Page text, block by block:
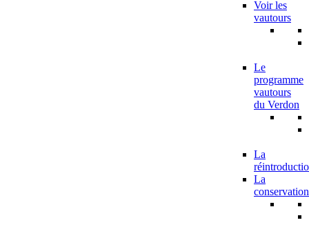
Voir les
vautours
Le
programme
vautours
du Verdon
La
La
conservation